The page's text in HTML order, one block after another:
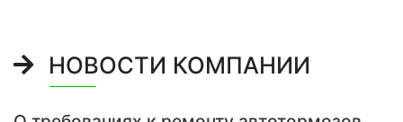
НОВОСТИ КОМПАНИИ